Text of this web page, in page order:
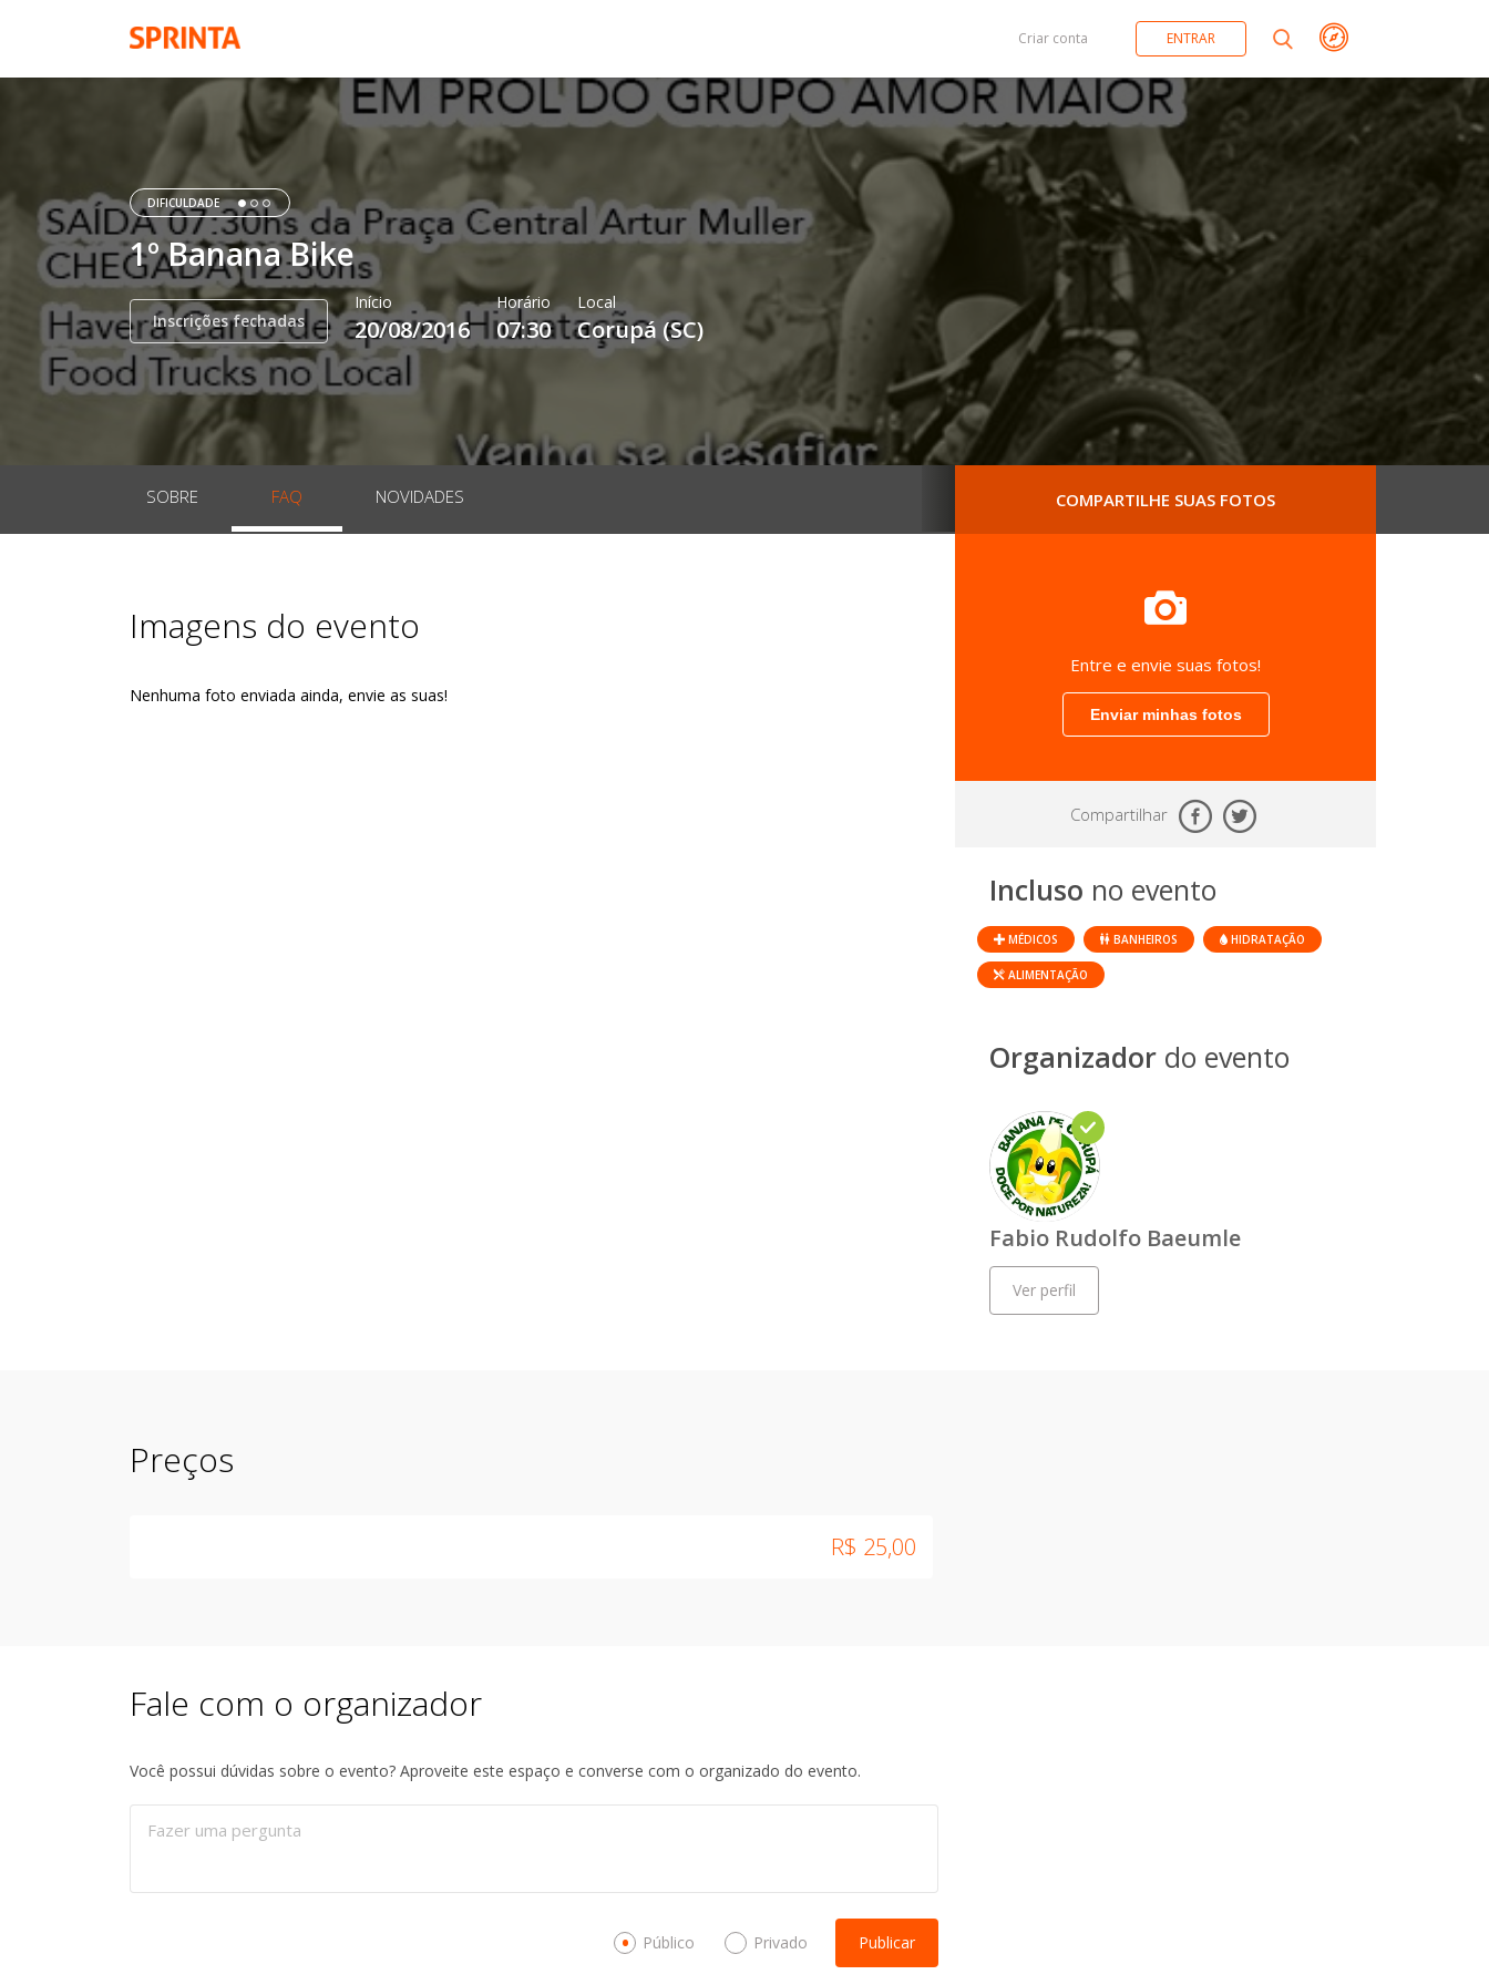
Criar conta ENTRAR
DIFICULDADE
1º Banana Bike
Inscrições fechadas
Início
20/08/2016
Horário
07:30
Local
Corupá (SC)
SOBRE FAQ NOVIDADES COMPARTILHE SUAS FOTOS
Entre e envie suas fotos!
Enviar minhas fotos
Compartilhar
Incluso no evento
MÉDICOS BANHEIROS HIDRATAÇÃO
ALIMENTAÇÃO
Organizador do evento
Fabio Rudolfo Baeumle
Ver perfil
Imagens do evento
Nenhuma foto enviada ainda, envie as suas!
Preços
R$ 25,00
Fale com o organizador
Você possui dúvidas sobre o evento? Aproveite este espaço e converse com o organizado do evento.
Publicar
Privado
Público